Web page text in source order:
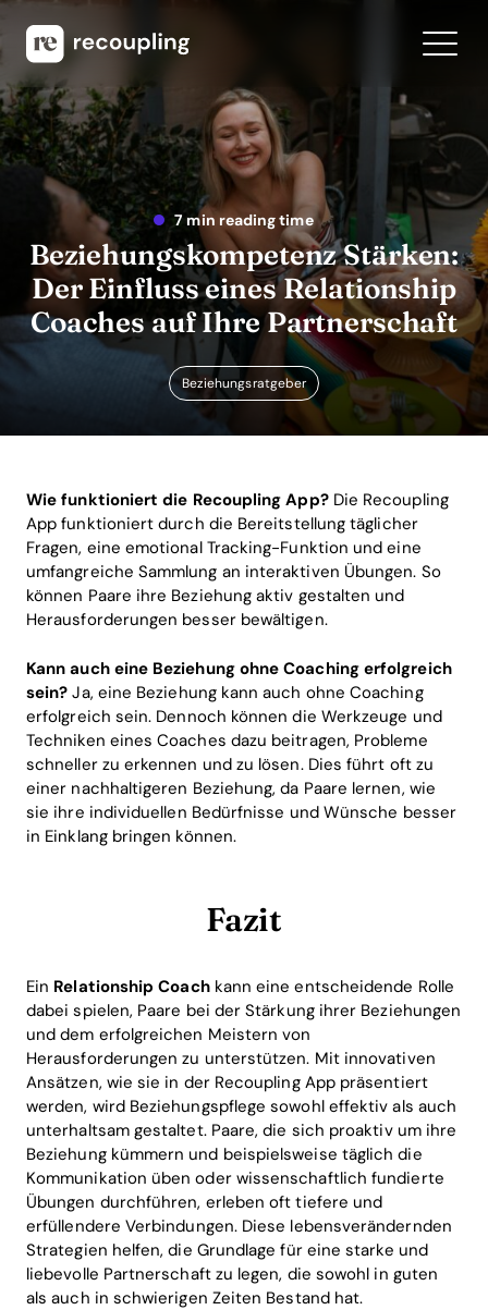
7 min reading time
Beziehungskompetenz Stärken:
Der Einfluss eines Relationship
Coaches auf Ihre Partnerschaft
Beziehungsratgeber
Wie funktioniert die Recoupling App?Die Recoupling
App funktioniert durch die Bereitstellung täglicher
Fragen, eine emotional Tracking-Funktion und eine
umfangreiche Sammlung an interaktiven Übungen. So
können Paare ihre Beziehung aktiv gestalten und
Herausforderungen besser bewältigen.
Kann auch eine Beziehung ohne Coaching erfolgreich
sein? Ja, eine Beziehung kann auch ohne Coaching
erfolgreich sein. Dennoch können die Werkzeuge und
Techniken eines Coaches dazu beitragen, Probleme
schneller zu erkennen und zu lösen. Dies führt oft zu
einer nachhaltigeren Beziehung, da Paare lernen, wie
sie ihre individuellen Bedürfnisse und Wünsche besser
in Einklang bringen können.
Fazit
Ein Relationship Coachkann eine entscheidende Rolle
dabei spielen, Paare bei der Stärkung ihrer Beziehungen
und dem erfolgreichen Meistern von
Herausforderungen zu unterstützen. Mit innovativen
Ansätzen, wie sie in der Recoupling App präsentiert
werden, wird Beziehungspflege sowohl effektiv als auch
unterhaltsam gestaltet. Paare, die sich proaktiv um ihre
Beziehung kümmern und beispielsweise täglich die
Kommunikation üben oder wissenschaftlich fundierte
Übungen durchführen, erleben oft tiefere und
erfüllendere Verbindungen. Diese lebensverändernden
Strategien helfen, die Grundlage für eine starke und
liebevolle Partnerschaft zu legen, die sowohl in guten
als auch in schwierigen Zeiten Bestand hat.